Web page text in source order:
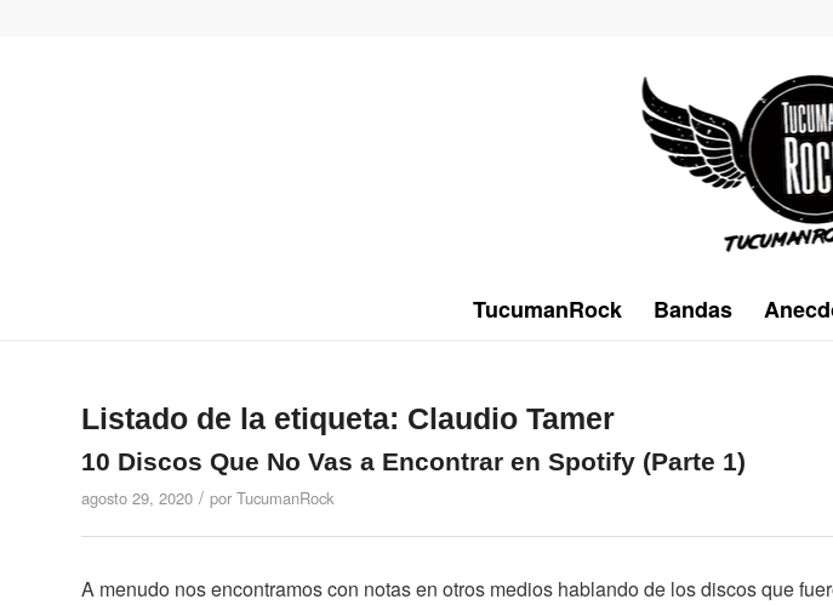
TucumanRock Bandas
Listado de la etiqueta: Claudio Tamer
10 Discos Que No Vas a Encontrar en Spotify (Parte 1)
agosto 29, 2020 / por TucumanRock
A menudo nos encontramos con notas en otros medios hablando de los discos que